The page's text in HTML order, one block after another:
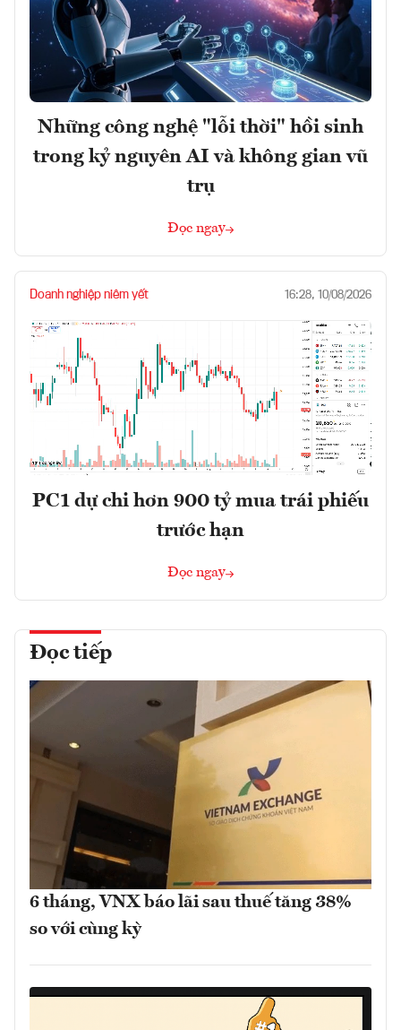
Những công nghệ "lỗi thời" hồi sinh
trong kỷ nguyên AI và không gian vũ
trụ
Đọc ngay
Doanh nghiệp niêm yết 16:28, 10/08/2026
PC1 dự chi hơn 900 tỷ mua trái phiếu
trước hạn
Đọc ngay
Đọc tiếp
6 tháng, VNX báo lãi sau thuế tăng 38%
so với cùng kỳ